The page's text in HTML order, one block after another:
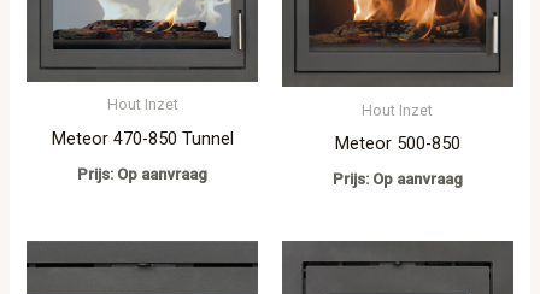
Hout Inzet
Meteor 470-850 Tunnel
Prijs: Op aanvraag
Hout Inzet
Meteor 500-850
Prijs: Op aanvraag